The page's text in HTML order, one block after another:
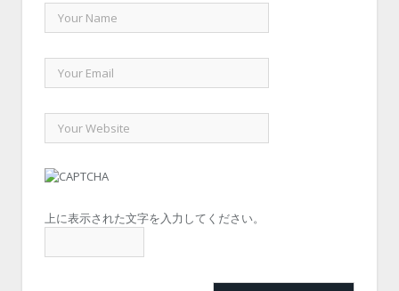
上に表示された文字を入力してください。